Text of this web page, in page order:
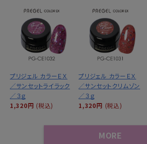
プリジェル カラーＥＸ
／サンセットライラック
／３ｇ
1,320円 (税込)
プリジェル カラーＥＸ
／サンセットクリムゾン
／３ｇ
1,320円 (税込)
MORE